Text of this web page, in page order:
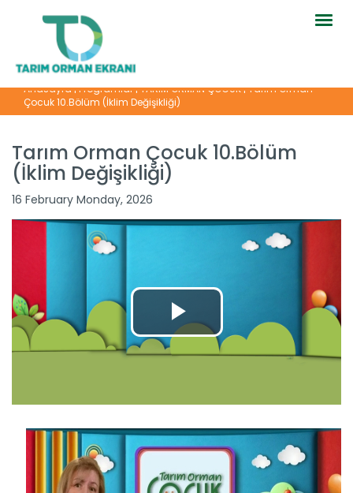
Anasayfa|Programlar|TARIM ORMAN ÇOCUK|Tarım Orman
Çocuk 10.Bölüm (İklim Değişikliği)
Tarım Orman Çocuk 10.Bölüm
(İklim Değişikliği)
16 February Monday, 2026
Tarım Orman Çocuk 8.Bölüm...
Devamını Oku ->